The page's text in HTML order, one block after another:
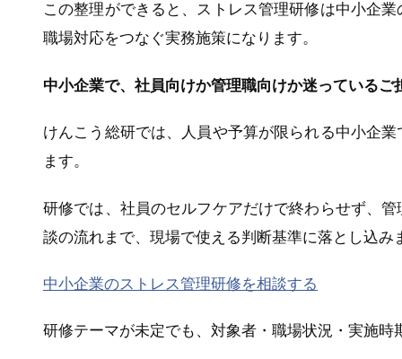
この整理ができると、ストレス管理研修は中小企
職場対応をつなぐ実務施策になります。
中小企業で、社員向けか管理職向けか迷っているご
けんこう総研では、人員や予算が限られる中小企
ます。
研修では、社員のセルフケアだけで終わらせず、
談の流れまで、現場で使える判断基準に落とし込み
中小企業のストレス管理研修を相談する
研修テーマが未定でも、対象者・職場状況・実施時